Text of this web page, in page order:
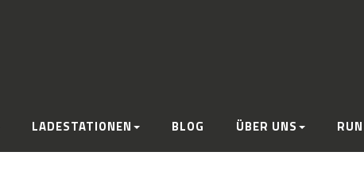
LADESTATIONEN BLOG ÜBER UNS